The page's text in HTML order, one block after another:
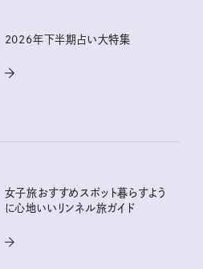
2026年下半期占い大特集
女子旅おすすめスポット暮らすよう
に心地いいリンネル旅ガイド